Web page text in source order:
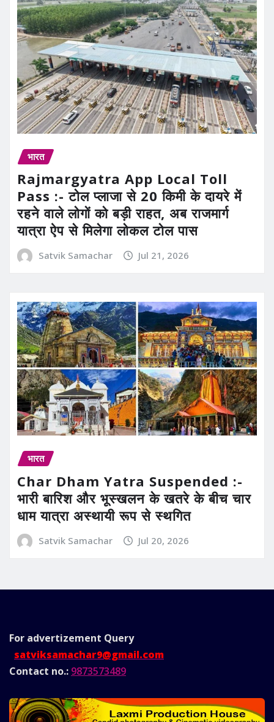
भारत
Rajmargyatra App Local Toll
Pass :- टोल प्लाजा से 20 किमी के दायरे में
रहने वाले लोगों को बड़ी राहत, अब राजमार्ग
यात्रा ऐप से मिलेगा लोकल टोल पास
Satvik Samachar Jul 21, 2026
भारत
Char Dham Yatra Suspended :-
भारी बारिश और भूस्खलन के खतरे के बीच चार
धाम यात्रा अस्थायी रूप से स्थगित
Satvik Samachar Jul 20, 2026
For advertizement Query
satviksamachar9@gmail.com
Contact no.: 9873573489